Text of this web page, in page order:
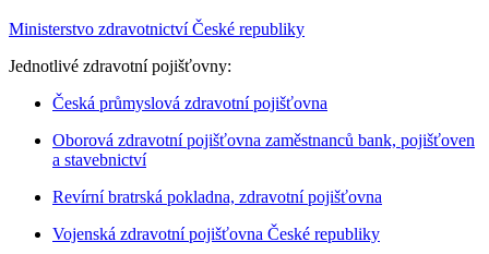
Ministerstvo zdravotnictví České republiky
Jednotlivé zdravotní pojišťovny:
Česká průmyslová zdravotní pojišťovna
Oborová zdravotní pojišťovna zaměstnanců bank, pojišťoven
a stavebnictví
Revírní bratrská pokladna, zdravotní pojišťovna
Vojenská zdravotní pojišťovna České republiky